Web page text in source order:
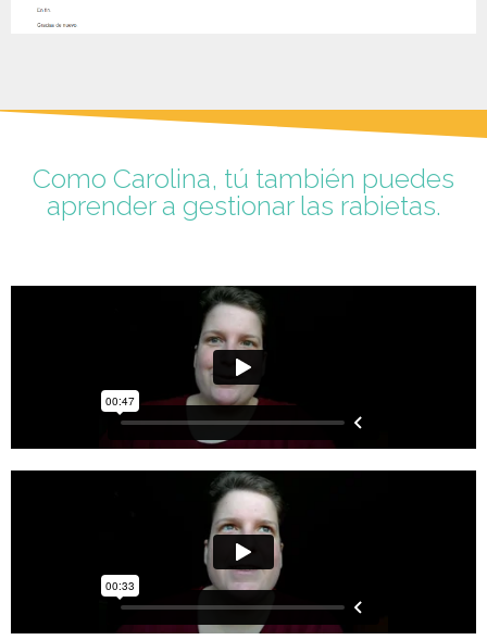
Como Carolina, tú también puedes
aprender a gestionar las rabietas.